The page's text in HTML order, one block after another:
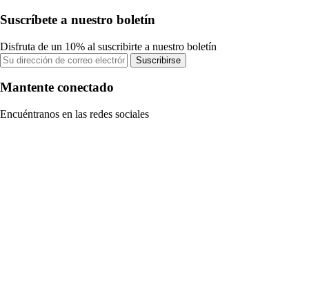
Suscríbete a nuestro boletín
Disfruta de un 10% al suscribirte a nuestro boletín
Suscribirse
Mantente conectado
Encuéntranos en las redes sociales